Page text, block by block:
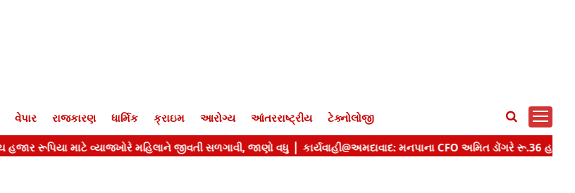
વેપાર રાજકારણ ધાર્મિક ક્રાઇમ આરોગ્ય આંતરરાષ્ટ્રીય ટેક્નોલોજી